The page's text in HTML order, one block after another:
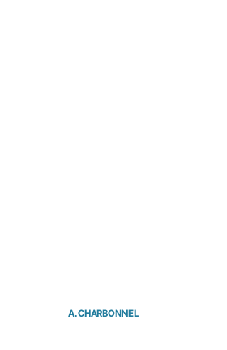
A. CHARBONNEL